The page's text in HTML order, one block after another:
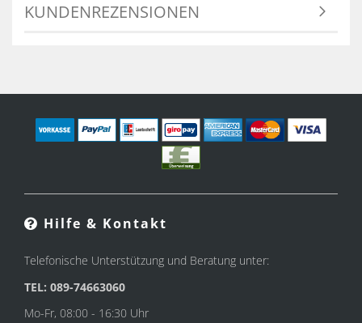
KUNDENREZENSIONEN
Hilfe & Kontakt
Telefonische Unterstützung und Beratung unter:
TEL: 089-74663060
Mo-Fr, 08:00 - 16:30 Uhr